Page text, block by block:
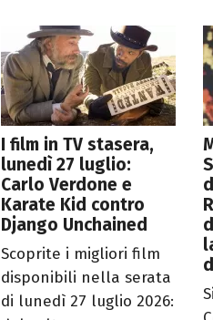
I film in TV stasera,
lunedì 27 luglio:
Carlo Verdone e
Karate Kid contro
Django Unchained
Scoprite i migliori film
disponibili nella serata
di lunedì 27 luglio 2026: